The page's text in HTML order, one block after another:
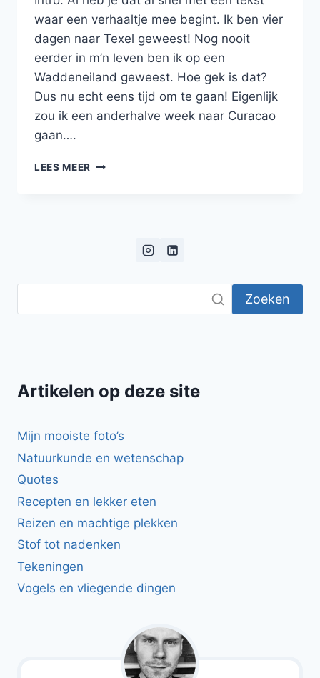
waar een verhaaltje mee begint. Ik ben vier
dagen naar Texel geweest! Nog nooit
eerder in m’n leven ben ik op een
Waddeneiland geweest. Hoe gek is dat?
Dus nu echt eens tijd om te gaan! Eigenlijk
zou ik een anderhalve week naar Curacao
gaan….
LEES MEER BLOG
EN
BLAUWBORST!
Zoeken
Artikelen op deze site
Mijn mooiste foto’s
Natuurkunde en wetenschap
Quotes
Recepten en lekker eten
Reizen en machtige plekken
Stof tot nadenken
Tekeningen
Vogels en vliegende dingen